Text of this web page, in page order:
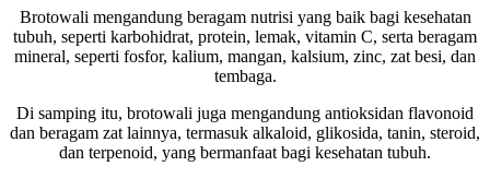
Brotowali mengandung beragam nutrisi yang baik bagi kesehatan
tubuh, seperti karbohidrat, protein, lemak, vitamin C, serta beragam
mineral, seperti fosfor, kalium, mangan, kalsium, zinc, zat besi, dan
tembaga.
Di samping itu, brotowali juga mengandung antioksidan flavonoid
dan beragam zat lainnya, termasuk alkaloid, glikosida, tanin, steroid,
dan terpenoid, yang bermanfaat bagi kesehatan tubuh.